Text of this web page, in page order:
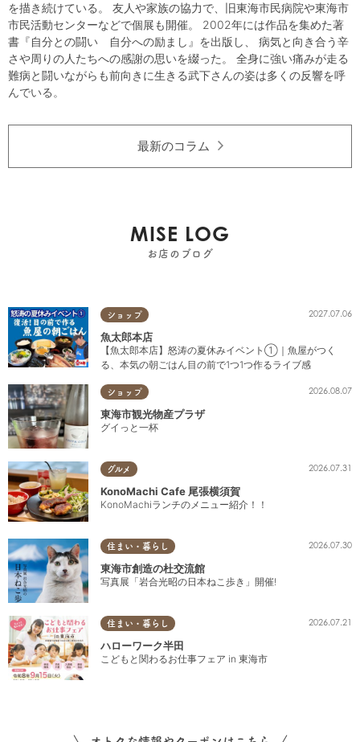
を描き続けている。 友人や家族の協力で、旧東海市民病院や東海市
市民活動センターなどで個展も開催。 2002年には作品を集めた著
書『自分との闘い 自分への励まし』を出版し、 病気と向き合う辛
さや周りの人たちへの感謝の思いを綴った。 全身に強い痛みが走る
難病と闘いながらも前向きに生きる武下さんの姿は多くの反響を呼
んでいる。
最新のコラム
MISE LOG
お店のブログ
ショップ 2027.07.06
魚太郎本店
【魚太郎本店】怒涛の夏休みイベント①｜魚屋がつく
る、本気の朝ごはん目の前で1つ1つ作るライブ感
ショップ 2026.08.07
東海市観光物産プラザ
グイっと一杯
グルメ 2026.07.31
KonoMachi Cafe 尾張横須賀
KonoMachiランチのメニュー紹介！！
住まい・暮らし 2026.07.30
東海市創造の杜交流館
写真展「岩合光昭の日本ねこ歩き」開催!
住まい・暮らし 2026.07.21
ハローワーク半田
こどもと関わるお仕事フェア in 東海市